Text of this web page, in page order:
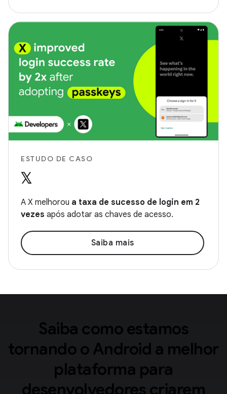
ESTUDO DE CASO
A X melhorou a taxa de sucesso de login em 2
vezes após adotar as chaves de acesso.
Saiba mais
Saiba como estamos
tornando o Android a melhor
plataforma para
desenvolvedores criarem